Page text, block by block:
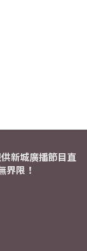
新城廣播節目直
界限！